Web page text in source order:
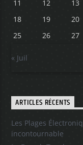
11
12 13
18
19 20
25
26 27
« Juil
ARTICLES RÉCENTS
Les Plages
incontournable